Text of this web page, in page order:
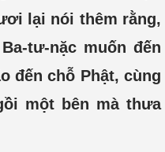
lại nói thêm rằng,
tư-nặc muốn đến
đến chỗ Phật, cùng
một bên mà thưa